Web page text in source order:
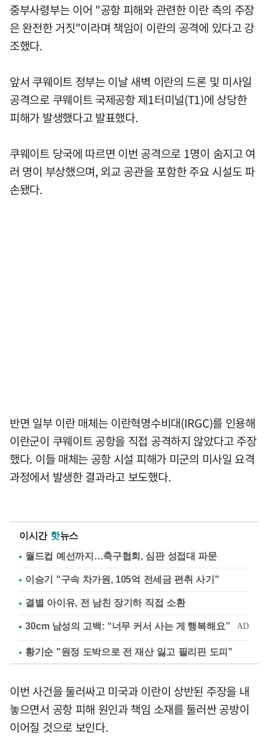
중부사령부는 이어 "공항 피해와 관련한 이란 측의 주장
은 완전한 거짓"이라며 책임이 이란의 공격에 있다고 강
조했다.
앞서 쿠웨이트 정부는 이날 새벽 이란의 드론 및 미사일
공격으로 쿠웨이트 국제공항 제1터미널(T1)에 상당한
피해가 발생했다고 발표했다.
쿠웨이트 당국에 따르면 이번 공격으로 1명이 숨지고 여
러 명이 부상했으며, 외교 공관을 포함한 주요 시설도 파
손됐다.
반면 일부 이란 매체는 이란혁명수비대(IRGC)를 인용해
이란군이 쿠웨이트 공항을 직접 공격하지 않았다고 주장
했다. 이들 매체는 공항 시설 피해가 미군의 미사일 요격
과정에서 발생한 결과라고 보도했다.
이시간 핫뉴스
월드컵 예선까지…축구협회, 심판 성접대 파문
이승기 "구속 차가원, 105억 전세금 편취 사기"
결별 아이유, 전 남친 장기하 직접 소환
황기순 "원정 도박으로 전 재산 잃고 필리핀 도피"
이번 사건을 둘러싸고 미국과 이란이 상반된 주장을 내
놓으면서 공항 피해 원인과 책임 소재를 둘러싼 공방이
이어질 것으로 보인다.